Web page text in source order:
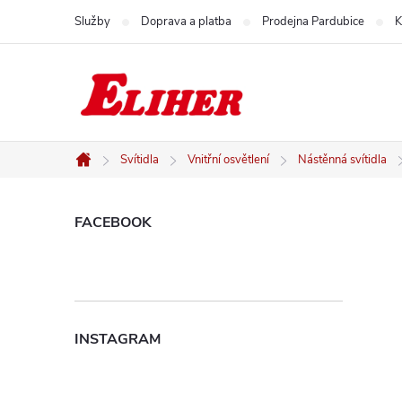
Služby Doprava a platba Prodejna Pardubice
Domů
Svítidla Vnitřní osvětlení Nástěnná svítidla
P
s
FACEBOOK
INSTAGRAM